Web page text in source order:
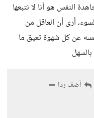
النفس هو أنا لا نتبعها
أرى أن العاقل من
عن كل شهوة تعيق ما
أضف ردا